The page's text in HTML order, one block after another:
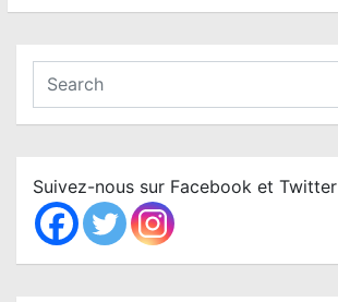
a
c
h
Suivez-nous sur Facebook et Twitter